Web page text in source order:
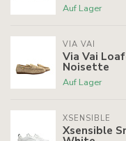
Auf Lager
VIA VAI
Via Vai
Noisette
Auf Lager
XSENSIBLE
Xsensible